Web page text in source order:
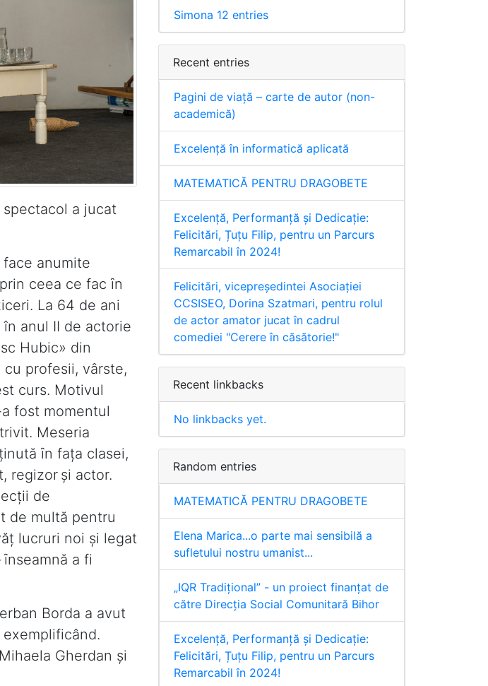
a jucat
anumite
ceea ce fac ȋn
La 64 de ani
anul II de actorie
Hubic» din
cu profesii, vârste,
curs. Motivul
fost momentul
Meseria
ȋn fața clasei,
regizor şi actor.
de
de multă pentru
lucruri noi şi legat
a fi
Borda a avut
Gherdan şi
Simona 12 entries
Recent entries
Pagini de viață – carte de autor (non-
academică)
Excelență în informatică aplicată
MATEMATICĂ PENTRU DRAGOBETE
Excelență, Performanță și Dedicație:
Felicitări, Țuțu Filip, pentru un Parcurs
Remarcabil în 2024!
Felicitări, vicepreședintei Asociației
CCSISEO, Dorina Szatmari, pentru rolul
de actor amator jucat în cadrul
comediei "Cerere în căsătorie!"
Recent linkbacks
No linkbacks yet.
Random entries
MATEMATICĂ PENTRU DRAGOBETE
Elena Marica...o parte mai sensibilă a
sufletului nostru umanist...
„IQR Tradiţional” - un proiect finanţat de
către Direcţia Social Comunitară Bihor
Excelență, Performanță și Dedicație:
Felicitări, Țuțu Filip, pentru un Parcurs
Remarcabil în 2024!